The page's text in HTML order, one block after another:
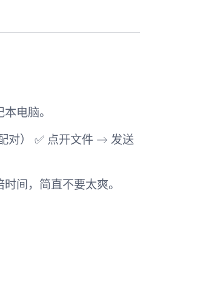
电脑。
对） ✅ 点开文件 → 发送
间，简直不要太爽。